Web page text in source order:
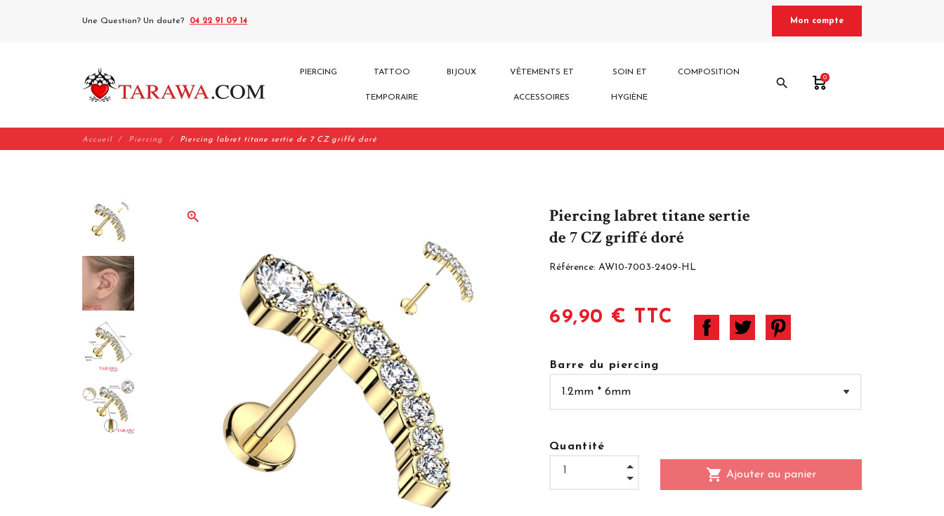
Une Question? Un doute? 04 22 91 09 14 Mon compte
PIERCING TATTOO
TEMPORAIRE
BIJOUX VÊTEMENTS ET
ACCESSOIRES
SOIN ET
HYGIÈNE
COMPOSITION
search 0
Accueil Piercing Piercing labret titane sertie de 7 CZ griffé doré
zoom_in
Piercing labret titane sertie
de 7 CZ griffé doré
Référence: AW10-7003-2409-HL
69,90 € TTC
Barre du piercing
Quantité
shopping_cart Ajouter au panier